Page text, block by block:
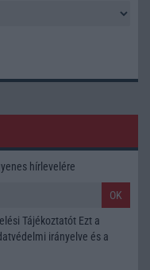
hírlevelére
OK
Tájékoztatót Ezt a
irányelve és a